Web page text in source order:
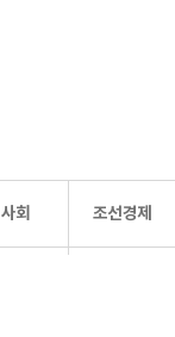
사회 조선경제